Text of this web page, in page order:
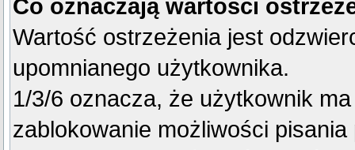
Co oznaczają wartości
Wartość ostrzeżenia jest
upomnianego użytkownika.
1/3/6 oznacza, że użytkownik
zablokowanie możliwości